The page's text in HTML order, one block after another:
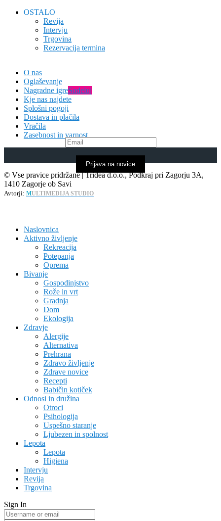
OSTALO
Revija
Intervju
Trgovina
Rezervacija termina
O nas
Oglaševanje
Nagradne igreSodeluj
Kje nas najdete
Splošni pogoji
Dostava in plačila
Vračila
Zasebnost in varnost
Prijava na novice
© Vse pravice pridržane | Tridea d.o.o., Podkraj pri Zagorju 3A,
1410 Zagorje ob Savi
Avtorji: MULTIMEDIJA STUDIO
Naslovnica
Aktivno življenje
Rekreacija
Potepanja
Oprema
Bivanje
Gospodinjstvo
Rože in vrt
Gradnja
Dom
Ekologija
Zdravje
Alergije
Alternativa
Prehrana
Zdravo življenje
Zdrave novice
Recepti
Babičin kotiček
Odnosi in družina
Otroci
Psihologija
Uspešno staranje
Ljubezen in spolnost
Lepota
Lepota
Higiena
Intervju
Revija
Trgovina
Sign In